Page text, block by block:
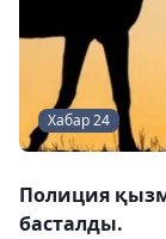
Хабар 24
Полиция
басталды.